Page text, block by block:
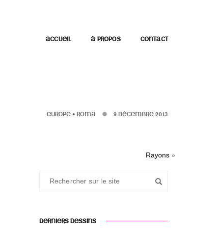
ACCUEIL À PROPOS CONTACT
EUROPE • ROMA 9 DÉCEMBRE 2013
Rayons »
DERNIERS DESSINS